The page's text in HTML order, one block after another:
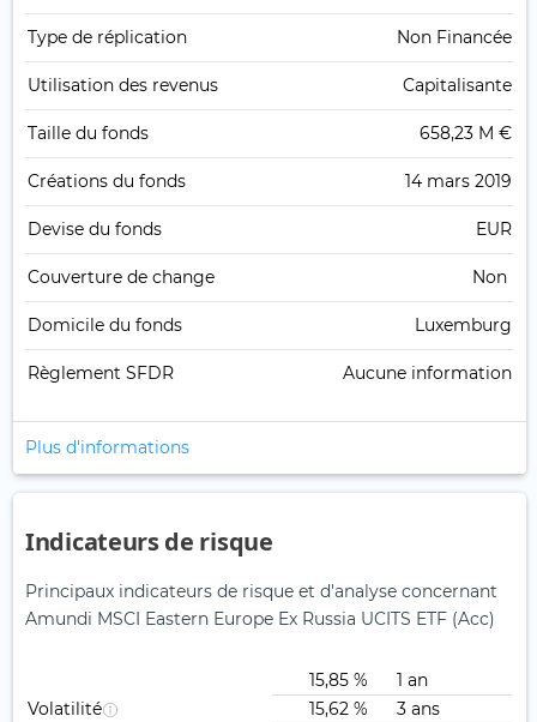
Type de réplication Non Financée
Utilisation des revenus Capitalisante
Taille du fonds 658,23 M €
Créations du fonds 14 mars 2019
Devise du fonds EUR
Couverture de change Non
Domicile du fonds Luxemburg
Règlement SFDR Aucune information
Plus d'informations
Indicateurs de risque
Principaux indicateurs de risque et d'analyse concernant
Amundi MSCI Eastern Europe Ex Russia UCITS ETF (Acc)
Volatilité
15,85 %
1 an
15,62 %
3 ans